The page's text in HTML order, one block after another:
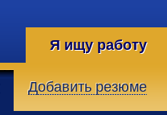
Я ищу работу
Добавить резюме